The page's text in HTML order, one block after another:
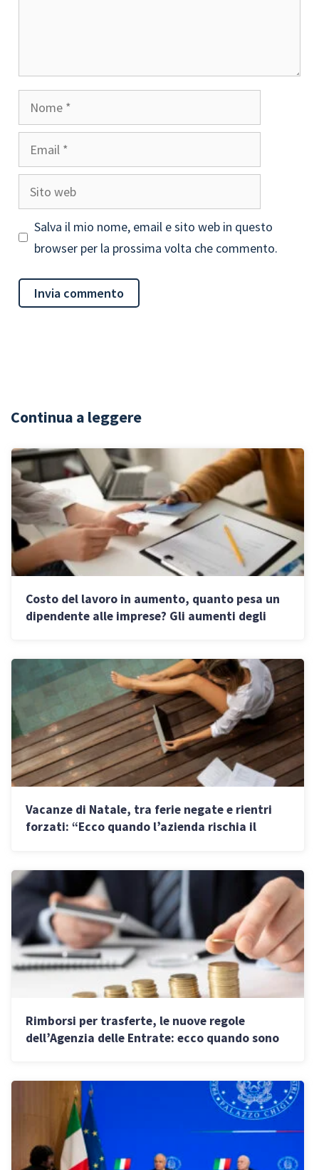
Nome
Email
Sito
web
Salva il mio nome, email e sito web in questo
browser per la prossima volta che commento.
Continua a leggere
Costo del lavoro in aumento, quanto pesa un
dipendente alle imprese? Gli aumenti degli
Vacanze di Natale, tra ferie negate e rientri
forzati: “Ecco quando l’azienda rischia il
Rimborsi per trasferte, le nuove regole
dell’Agenzia delle Entrate: ecco quando sono